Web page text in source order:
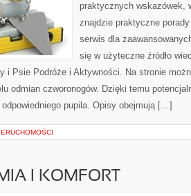
praktycznych wskazówek,
znajdzie praktyczne
serwis dla
się w użyteczne źródło
i Psie Podróże i Aktywności. Na stronie
odmian czworonogów. Dzięki temu
pupila. Opisy obejmują […]
I KOMFORT